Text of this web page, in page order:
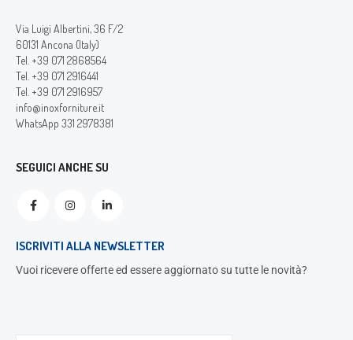
Via Luigi Albertini, 36 F/2
60131 Ancona (Italy)
Tel. +39 071 2868564
Tel. +39 071 2916441
Tel. +39 071 2916957
info@inoxforniture.it
WhatsApp 331 2978381
SEGUICI ANCHE SU
ISCRIVITI ALLA NEWSLETTER
Vuoi ricevere offerte ed essere aggiornato su tutte le novità?